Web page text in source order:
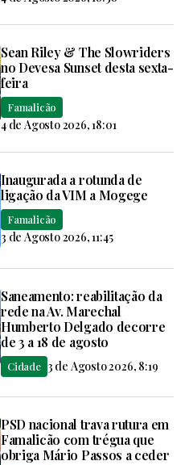
Sean Riley & The Slowriders
no Devesa Sunset desta sexta-
feira
Famalicão
4 de Agosto 2026, 18:01
Inaugurada a rotunda de
ligação da VIM a Mogege
Famalicão
3 de Agosto 2026, 11:45
Saneamento: reabilitação da
rede na Av. Marechal
Humberto Delgado decorre
de 3 a 18 de agosto
Cidade 3 de Agosto 2026, 8:19
PSD nacional trava rutura em
Famalicão com trégua que
obriga Mário Passos a ceder